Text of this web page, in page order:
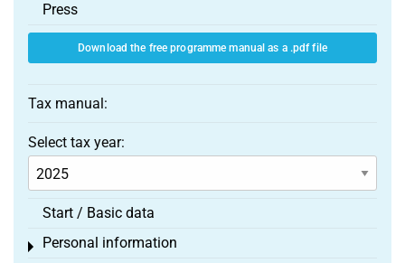
Press
Download the free programme manual as a .pdf file
Tax manual:
Select tax year:
Start / Basic data
Personal information
Toggle menu